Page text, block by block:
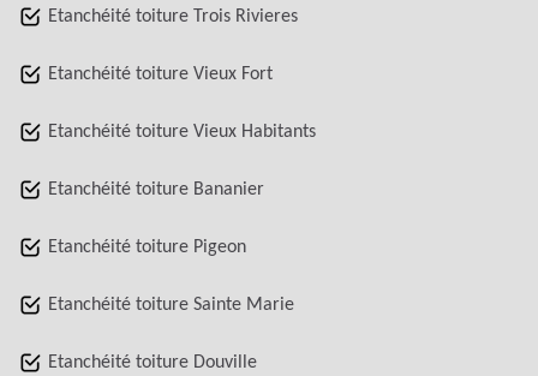
Etanchéité toiture Trois Rivieres
Etanchéité toiture Vieux Fort
Etanchéité toiture Vieux Habitants
Etanchéité toiture Bananier
Etanchéité toiture Pigeon
Etanchéité toiture Sainte Marie
Etanchéité toiture Douville